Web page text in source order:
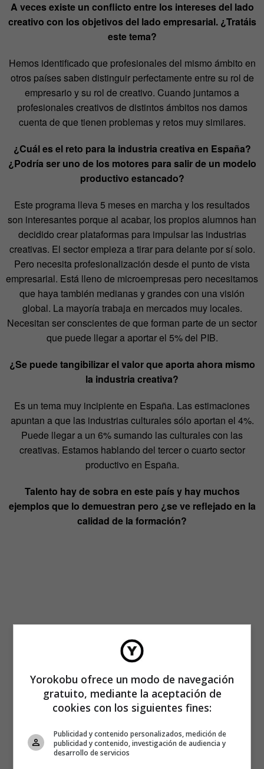
A veces existe un conflicto entre los intereses del lado
creativo con los objetivos del lado empresarial. ¿Tratáis
este tema?
Hemos identificado que profesionales del mismo ámbito en
otros países saben distinguir perfectamente entre su rol de
empresario y su rol de creativo. Cuando juntamos a
profesionales creativos de distintos ámbitos nos damos
cuenta de que tienen problemas y retos muy similares.
¿Cuál es el reto para la industria creativa en España?
¿Podría ser uno de los motores para salir de un modelo
productivo estancado?
Este programa lleva 5 meses en marcha y los resultados
son interesantes porque al acabar, los propios alumnos han
decidido crear plataformas para impulsar las industrias
creativas. El sector empieza a tirar para delante por sí solo.
Pero necesita profesionalización desde el punto de vista
empresarial. Está lleno de microempresas pero necesitamos
que haya también medianas y grandes con una visión
global. La mayoría trabaja en mercados muy locales.
Necesitan ser conscientes de que forman parte de un sector
que puede llegar a aportar el 5% del PIB.
¿Se puede tangibilizar el valor que aporta ahora mismo
la industria creativa?
Es un tema muy incipiente en España. Las estimaciones
apuntan a que las industrias culturales sólo aportan el 4%.
Puede llegar a un 6% sumando las culturales con las
creativas. Estamos hablando del tercer o cuarto sector
productivo en España.
Talento hay de sobra en este país y hay muchos
ejemplos que lo demuestran pero ¿se ve reflejado en la
calidad de la formación?
Yorokobu ofrece un modo de navegación
gratuito, mediante la aceptación de
cookies con los siguientes fines:
Publicidad y contenido personalizados, medición de
publicidad y contenido, investigación de audiencia y
desarrollo de servicios